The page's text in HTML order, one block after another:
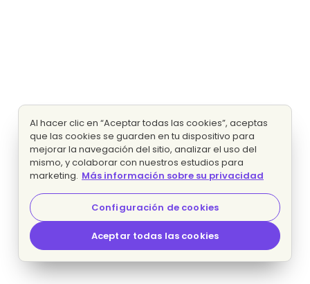
Al hacer clic en “Aceptar todas las cookies”, aceptas
que las cookies se guarden en tu dispositivo para
mejorar la navegación del sitio, analizar el uso del
mismo, y colaborar con nuestros estudios para
marketing. Más información sobre su privacidad
Configuración de cookies
Aceptar todas las cookies